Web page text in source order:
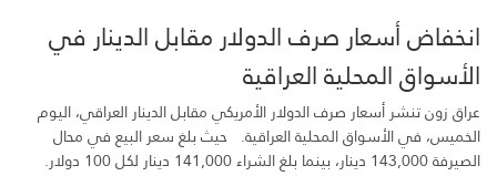
انخفاض أسعار صرف الدولار مقابل الدينار في
الأسواق المحلية العراقية
عراق زون تنشر أسعار صرف الدولار الأمريكي مقابل الدينار العراقي، اليوم
الخميس، في الأسواق المحلية العراقية. حيث بلغ سعر البيع في محال
الصيرفة 143,000 دينار، بينما بلغ الشراء 141,000 دينار لكل 100 دولار.